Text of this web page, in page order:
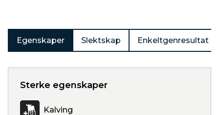
Egenskaper Slektskap Enkeltgenresultat
Sterke egenskaper
Kalving